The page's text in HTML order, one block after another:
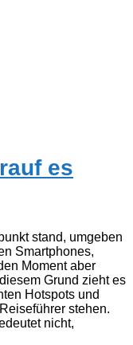
es
stand, umgeben
Smartphones,
Moment aber
Grund zieht es
Hotspots und
stehen.
nicht,